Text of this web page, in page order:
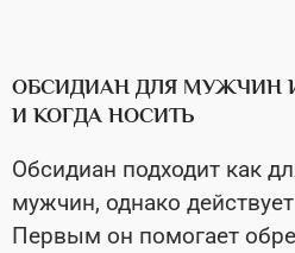
ОБСИДИАН ДЛЯ
И КОГДА НОСИТЬ
Обсидиан подходит как
мужчин, однако
Первым он помогает